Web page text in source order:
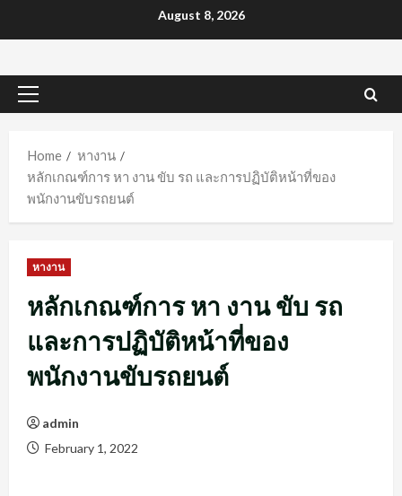
August 8, 2026
Primary
Home
หางาน
หลักเกณฑ์การ หา งาน ขับ รถ และการปฏิบัติหน้าที่ของ
พนักงานขับรถยนต์
หางาน
หลักเกณฑ์การ หา งาน ขับ รถ
และการปฏิบัติหน้าที่ของ
พนักงานขับรถยนต์
admin
February 1, 2022